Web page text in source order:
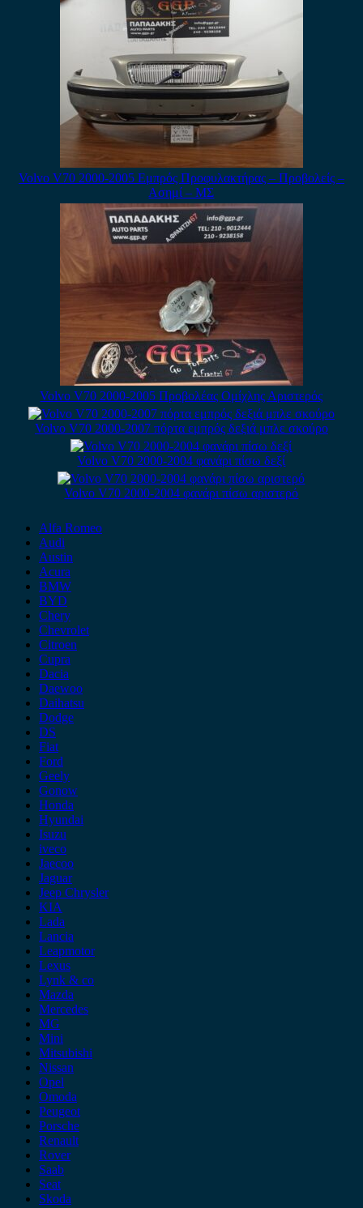
Volvo V70 2000-2005 Εμπρός Προφυλακτήρας – Προβολείς –
Ασημί – ΜΣ
Volvo V70 2000-2005 Προβολέας Ομίχλης Αριστερός
Volvo V70 2000-2007 πόρτα εμπρός δεξιά μπλε σκούρο
Volvo V70 2000-2004 φανάρι πίσω δεξί
Volvo V70 2000-2004 φανάρι πίσω αριστερό
Alfa Romeo
Audi
Austin
Acura
BMW
BYD
Chery
Chevrolet
Citroen
Cupra
Dacia
Daewoo
Daihatsu
Dodge
DS
Fiat
Ford
Geely
Gonow
Honda
Hyundai
Isuzu
iveco
Jaecoo
Jaguar
Jeep Chrysler
KIA
Lada
Lancia
Leapmotor
Lexus
Lynk & co
Mazda
Mercedes
MG
Mini
Mitsubishi
Nissan
Opel
Omoda
Peugeot
Porsche
Renault
Rover
Saab
Seat
Skoda